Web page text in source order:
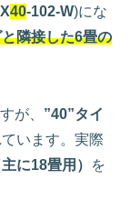
40-102-W)にな
隣接した6畳の
が、 ”40”タイ
います。実際
に18畳用）
を